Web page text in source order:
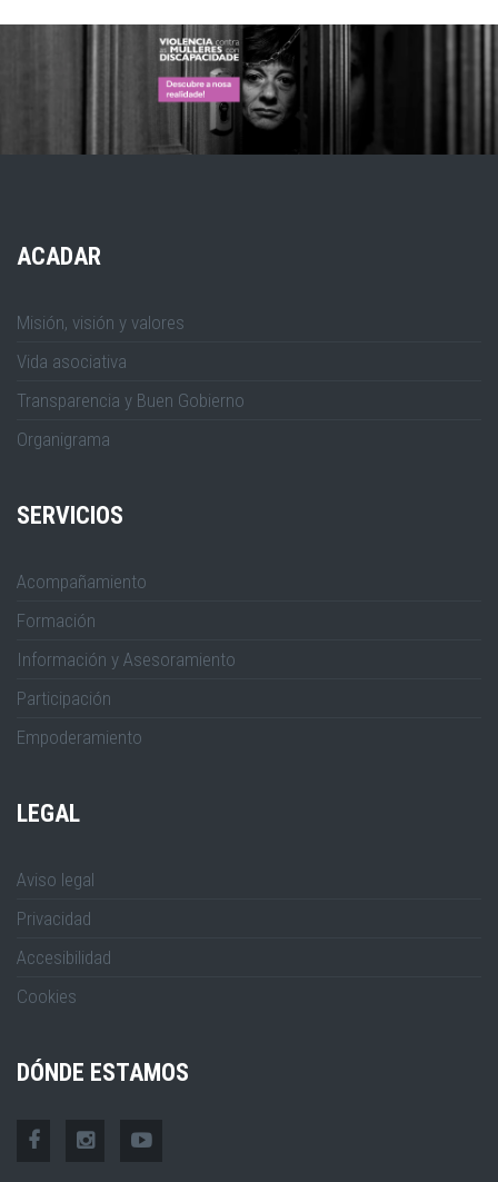
ACADAR
Misión, visión y valores
Vida asociativa
Transparencia y Buen Gobierno
Organigrama
SERVICIOS
Acompañamiento
Formación
Información y Asesoramiento
Participación
Empoderamiento
LEGAL
Aviso legal
Privacidad
Accesibilidad
Cookies
DÓNDE ESTAMOS